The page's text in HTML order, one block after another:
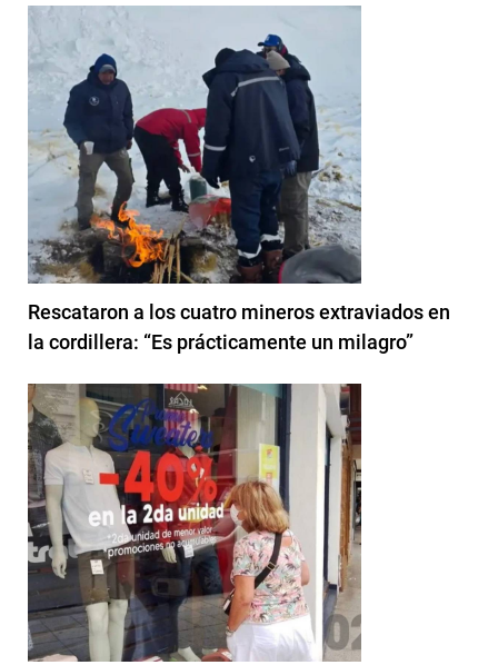
Rescataron a los cuatro mineros extraviados en
la cordillera: “Es prácticamente un milagro”